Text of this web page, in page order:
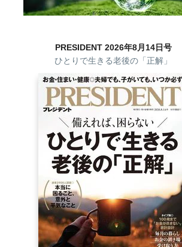
PRESIDENT 2026年8月14日号
ひとりで生きる老後の「正解」